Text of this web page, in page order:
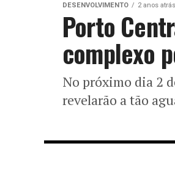
DESENVOLVIMENTO 2 anos atrás
Porto
complexo
No próximo dia 2
revelarão a tão